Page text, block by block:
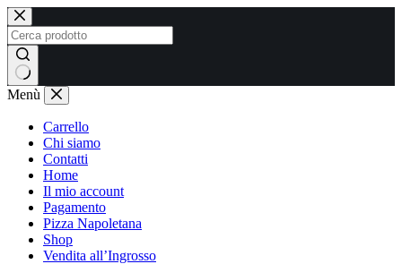
Salta
al
contenuto
Nessun
risultato
Menù
Carrello
Chi siamo
Contatti
Home
Il mio account
Pagamento
Pizza Napoletana
Shop
Vendita all’Ingrosso